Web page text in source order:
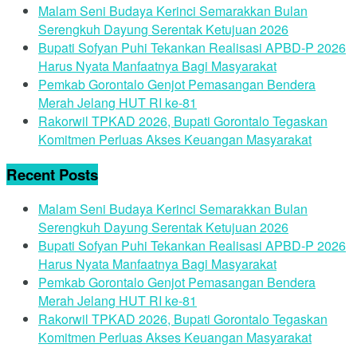
Malam Seni Budaya Kerinci Semarakkan Bulan
Serengkuh Dayung Serentak Ketujuan 2026
Bupati Sofyan Puhi Tekankan Realisasi APBD-P 2026
Harus Nyata Manfaatnya Bagi Masyarakat
Pemkab Gorontalo Genjot Pemasangan Bendera
Merah Jelang HUT RI ke-81
Rakorwil TPKAD 2026, Bupati Gorontalo Tegaskan
Komitmen Perluas Akses Keuangan Masyarakat
Recent Posts
Malam Seni Budaya Kerinci Semarakkan Bulan
Serengkuh Dayung Serentak Ketujuan 2026
Bupati Sofyan Puhi Tekankan Realisasi APBD-P 2026
Harus Nyata Manfaatnya Bagi Masyarakat
Pemkab Gorontalo Genjot Pemasangan Bendera
Merah Jelang HUT RI ke-81
Rakorwil TPKAD 2026, Bupati Gorontalo Tegaskan
Komitmen Perluas Akses Keuangan Masyarakat